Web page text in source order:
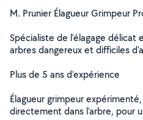
M. Prunier Élagueur Grimpeur
Spécialiste de l'élagage délicat
arbres dangereux et difficiles
Plus de 5 ans d'expérience
Élagueur grimpeur
directement dans l'arbre, pour